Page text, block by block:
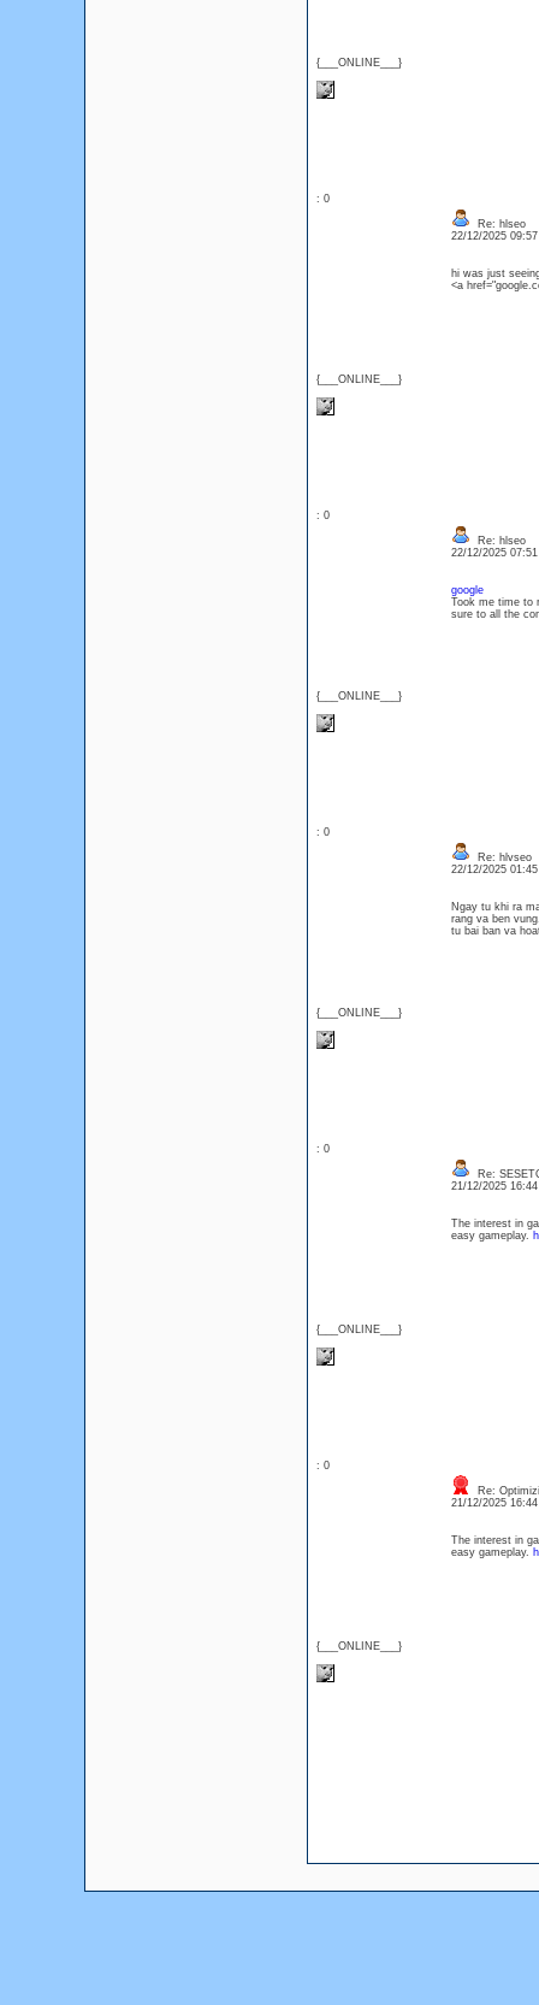
{___ONLINE___}
: 0
{___ONLINE___}
Re: hlseo
22/12/2025
hi was just
<a
: 0
{___ONLINE___}
Re: hlseo
22/12/2025
google
Took me time to
sure to all the
: 0
{___ONLINE___}
Re: hlvseo
22/12/2025
Ngay tu khi ra
rang va ben
tu bai ban va
: 0
{___ONLINE___}
Re:
21/12/2025
The interest in
easy gameplay.
: 0
{___ONLINE___}
Re:
21/12/2025
The interest in
easy gameplay.